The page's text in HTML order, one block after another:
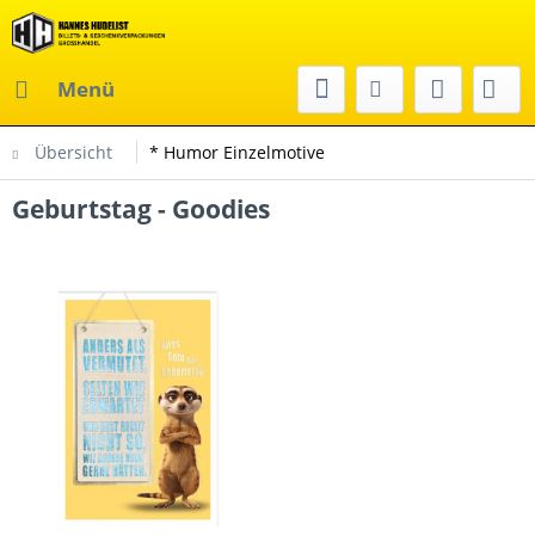
Menü
Übersicht * Humor Einzelmotive
Geburtstag - Goodies